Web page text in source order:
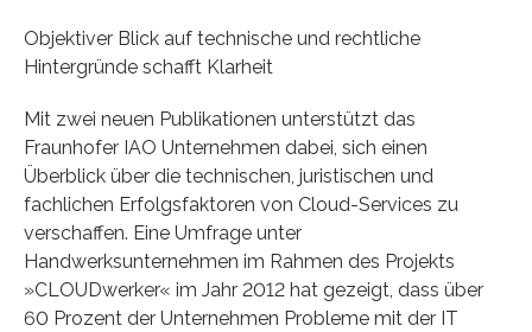
Objektiver Blick auf technische und rechtliche
Hintergründe schafft Klarheit
Mit zwei neuen Publikationen unterstützt das
Fraunhofer IAO Unternehmen dabei, sich einen
Überblick über die technischen, juristischen und
fachlichen Erfolgsfaktoren von Cloud-Services zu
verschaffen. Eine Umfrage unter
Handwerksunternehmen im Rahmen des Projekts
»CLOUDwerker« im Jahr 2012 hat gezeigt, dass über
60 Prozent der Unternehmen Probleme mit der IT